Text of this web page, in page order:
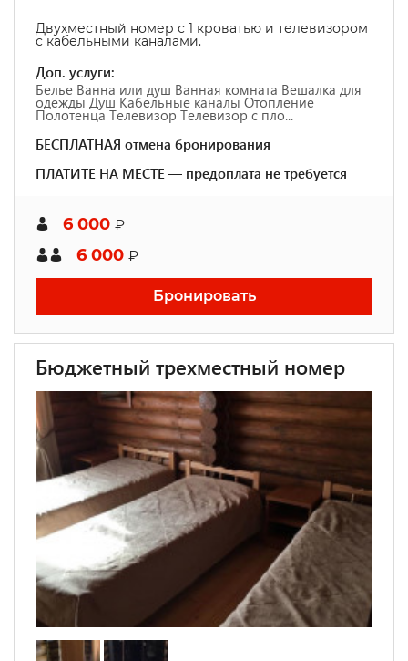
Двухместный номер с 1 кроватью и телевизором
с кабельными каналами.
Доп. услуги:
Белье Ванна или душ Ванная комната Вешалка для
одежды Душ Кабельные каналы Отопление
Полотенца Телевизор Телевизор с пло...
БЕСПЛАТНАЯ отмена бронирования
ПЛАТИТЕ НА МЕСТЕ — предоплата не требуется
6 000 ₽
6 000 ₽
Бронировать
Бюджетный трехместный номер